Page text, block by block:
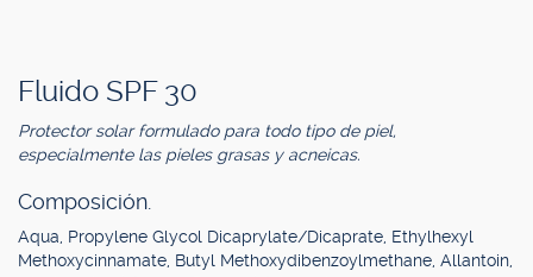
Fluido SPF 30
Protector solar formulado para todo tipo de piel,
especialmente las pieles grasas y acneicas.
Composición.
Aqua, Propylene Glycol Dicaprylate/Dicaprate, Ethylhexyl
Methoxycinnamate, Butyl Methoxydibenzoylmethane, Allantoin,